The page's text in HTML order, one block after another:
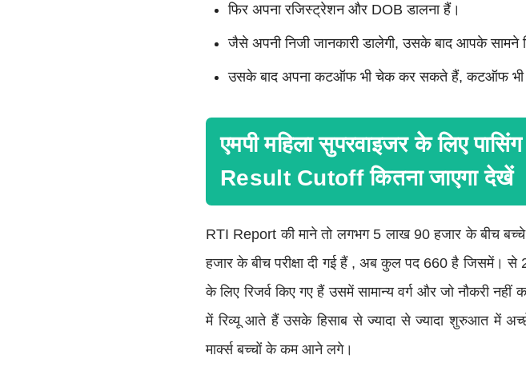
फिर अपना रजिस्ट्रेशन और DOB डालना हैं।
जैसे अपनी निजी जानकारी डालेगी, उसके बाद आपके सामने
उसके बाद अपना कटऑफ भी चेक कर सकते हैं, कटऑफ भी
एमपी महिला सुपरवाइजर के लिए
Result Cutoff कितना जाएगा देखें
RTI Report की माने तो लगभग 5 लाख 90 हजार के बीच
हजार के बीच परीक्षा दी गई हैं , अब कुल पद 660 है जिसमें।
के लिए रिजर्व किए गए हैं उसमें सामान्य वर्ग और जो नौकरी
में रिव्यू आते हैं उसके हिसाब से ज्यादा से ज्यादा शुरुआत में
मार्क्स बच्चों के कम आने लगे।